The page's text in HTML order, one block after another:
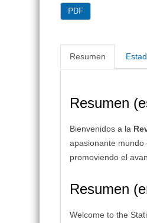
PDF
Resumen
Resumen
Bienvenidos a la
apasionante mundo
promoviendo el
Resumen
Welcome to the